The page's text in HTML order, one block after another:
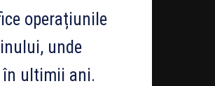
operațiunile
unde
în ultimii ani.